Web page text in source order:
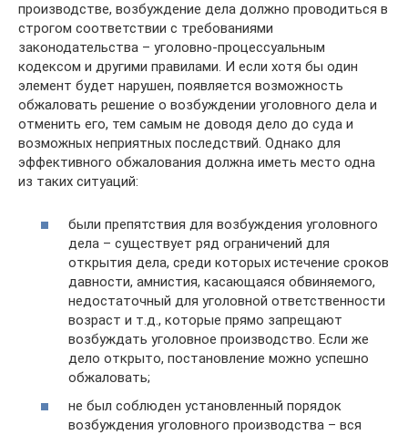
производстве, возбуждение дела должно проводиться в
строгом соответствии с требованиями
законодательства – уголовно-процессуальным
кодексом и другими правилами. И если хотя бы один
элемент будет нарушен, появляется возможность
обжаловать решение о возбуждении уголовного дела и
отменить его, тем самым не доводя дело до суда и
возможных неприятных последствий. Однако для
эффективного обжалования должна иметь место одна
из таких ситуаций:
были препятствия для возбуждения уголовного
дела – существует ряд ограничений для
открытия дела, среди которых истечение сроков
давности, амнистия, касающаяся обвиняемого,
недостаточный для уголовной ответственности
возраст и т.д., которые прямо запрещают
возбуждать уголовное производство. Если же
дело открыто, постановление можно успешно
обжаловать;
не был соблюден установленный порядок
возбуждения уголовного производства – вся